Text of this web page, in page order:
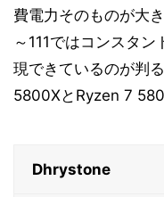
費電力そのものが大
～111ではコンスタ
現できているのが判
5800XとRyzen 7
Dhrystone